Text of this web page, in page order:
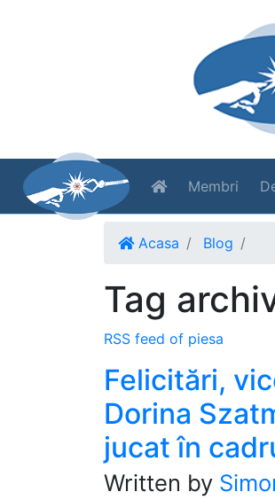
Membri
Acasa Blog
Tag
RSS feed of piesa
Felicitări,
Dorina
jucat în
Written by